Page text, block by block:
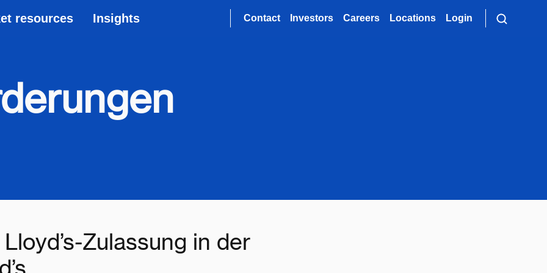
resources Insights Contact Investors Careers Locations Login
Zulassung in der